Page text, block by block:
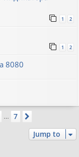
1 2
1 2
8080
7
Jump to